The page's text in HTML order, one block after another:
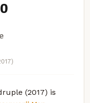
(2017) is